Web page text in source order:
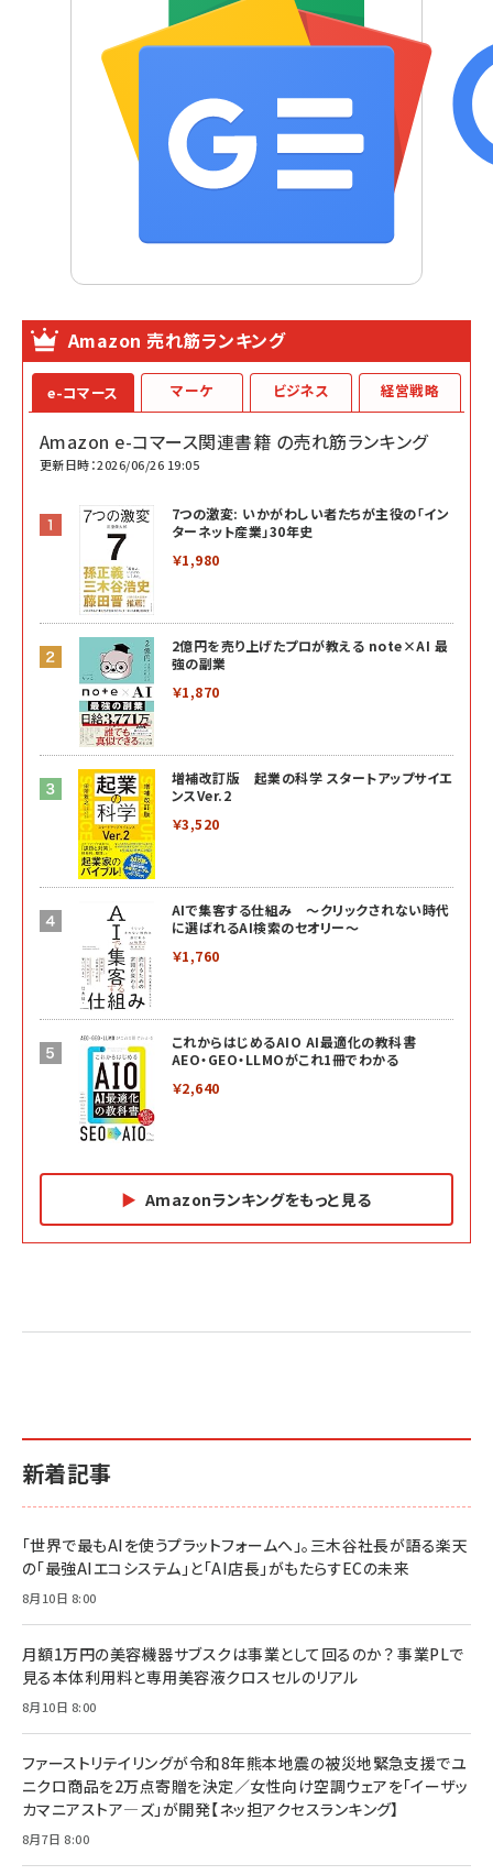
Amazon 売れ筋ランキング
e-コマース
Amazon e-コマース関連書籍 の売れ筋ランキング
更新日時：2026/06/26 19:05
7つの激変: いかがわしい者たちが主役の「イン
ターネット産業」30年史
￥1,980
2億円を売り上げたプロが教える note×AI 最
強の副業
￥1,870
増補改訂版 起業の科学 スタートアップサイエ
ンスVer.2
￥3,520
AIで集客する仕組み ～クリックされない時代
に選ばれるAI検索のセオリー～
￥1,760
これからはじめるAIO AI最適化の教科書
AEO・GEO・LLMOがこれ1冊でわかる
￥2,640
Amazonランキングをもっと見る
マーケ
2億円を売り上げたプロが教える note×AI 最強の
小さな会社は戦略が9割
￥1,815
る時代の成長戦略
￥2,420
￥2,200
ビジネス
anan(アンアン)2026/07/01号 No.2501[魅せる
anan(アンアン)2026/06/24号 No.2500増刊
anan(アンアン)2026/07/08号 No.2502[2026
年後半、あなたの恋と運命／山田涼介]
ママ投資家が育休中に１億貯めた株式投資
￥1,870
組織の成果を最大化する ルールのデザイン
￥1,980
経営戦略
ベインキャピタル 企業価値向上力の秘密
ルな本質」
￥2,750
Amazonランキングをもっと見る
新着記事
「世界で最もAIを使うプラットフォームへ」。三木谷社長が語る楽天
の「最強AIエコシステム」と「AI店長」がもたらすECの未来
8月10日 8:00
月額1万円の美容機器サブスクは事業として回るのか？ 事業PLで
見る本体利用料と専用美容液クロスセルのリアル
8月10日 8:00
ファーストリテイリングが令和8年熊本地震の被災地緊急支援でユ
ニクロ商品を2万点寄贈を決定／女性向け空調ウェアを「イーザッ
カマニアストア―ズ」が開発【ネッ担アクセスランキング】
8月7日 8:00